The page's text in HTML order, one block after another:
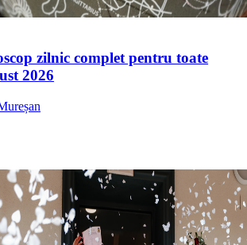
zilnic complet pentru toate
2026